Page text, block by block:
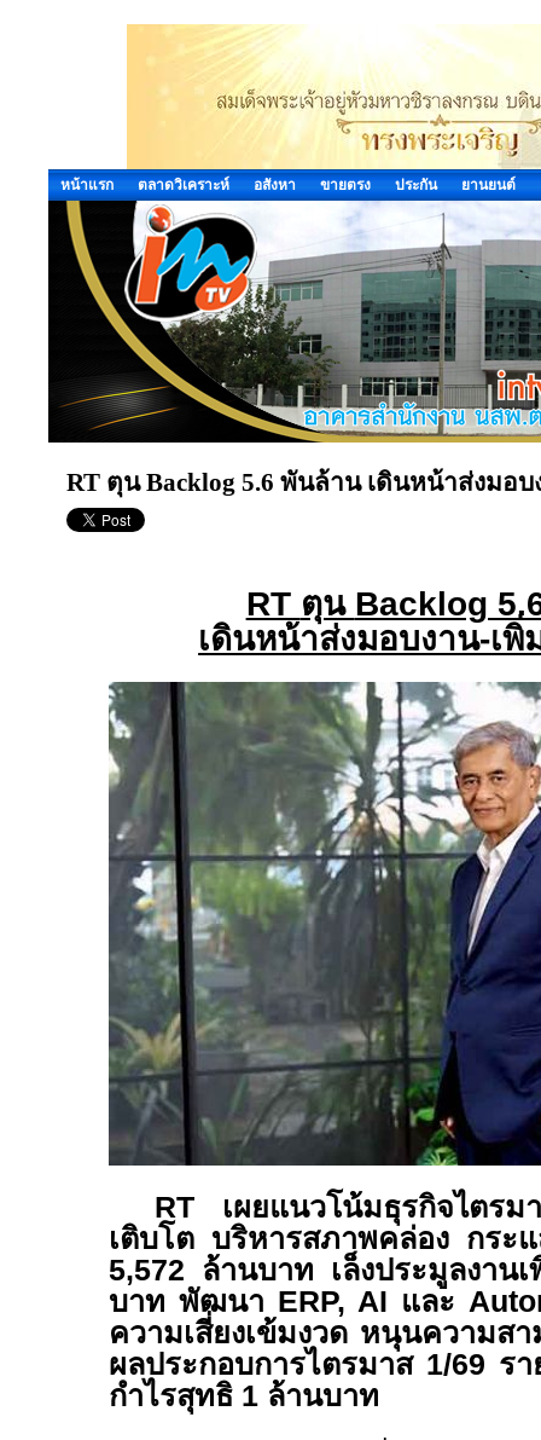
หน้าแรก ตลาดวิเคราะห์ อสังหา ขายตรง ประกัน ยานยนต์
RT ตุน Backlog 5.6 พันล้าน เดินหน้าส่งมอบ
RT ตุน Backlog
เดินหน้าส่งมอบงาน-เพิ่
RT
เผยแนวโน้มธุรกิจไตร
เติบโต บริหารสภาพคล่อง กระ
5,572 ล้านบาท เล็งประมูลงาน
บาท พัฒนา ERP, AI และ
ความเสี่ยงเข้มงวด หนุนความส
ผลประกอบการไตรมาส 1/69 ร
กำไรสุทธิ 1 ล้านบาท